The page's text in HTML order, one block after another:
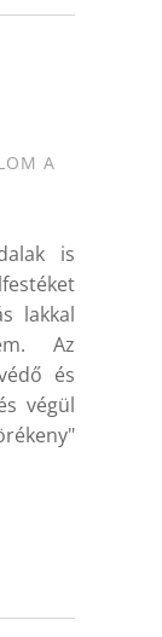
A
is
lakkal
Az
és
végül